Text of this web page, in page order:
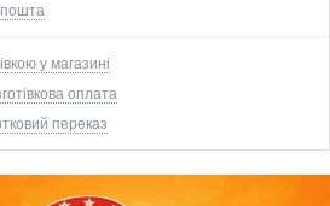
у магазині
оплата
переказ